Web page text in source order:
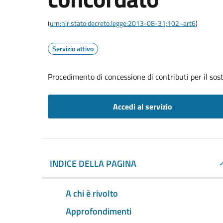
(urn:nir:stato:decreto.legge:2013-08-31;102~art6)
Servizio attivo
Procedimento di concessione di contributi per il
Accedi al servizio
INDICE DELLA PAGINA
A chi è rivolto
Approfondimenti